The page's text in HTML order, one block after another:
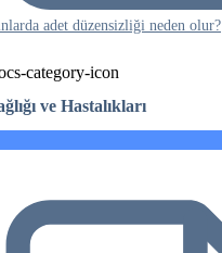
adet düzensizliği neden olur?
ve Hastalıkları